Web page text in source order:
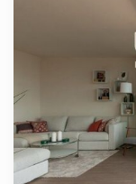
necesitar. Tiene
perfecto para
todas las
cómodamente.
alguien que